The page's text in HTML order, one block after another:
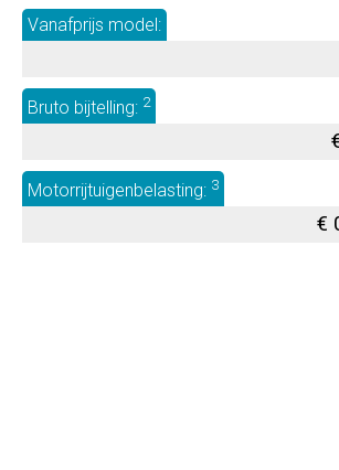
Vanafprijs model:
Bruto bijtelling: 2
Motorrijtuigenbelasting: 3
€